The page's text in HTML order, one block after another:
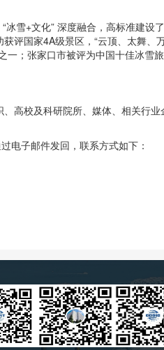
冰雪+文化” 深度融合，高标准建
国家4A级景区，“云顶、太舞、
；张家口市被评为中国十佳冰雪
高校及科研院所、媒体、相关行
电子邮件发回，联系方式如下：